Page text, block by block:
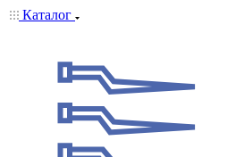
Каталог